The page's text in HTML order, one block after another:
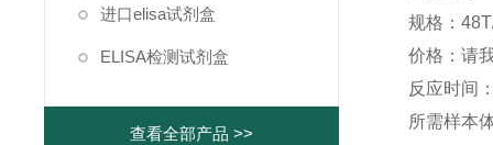
进口elisa试剂盒
ELISA检测试剂盒
查看全部产品 >>
规格：
价格：请
反应时间
所需样本